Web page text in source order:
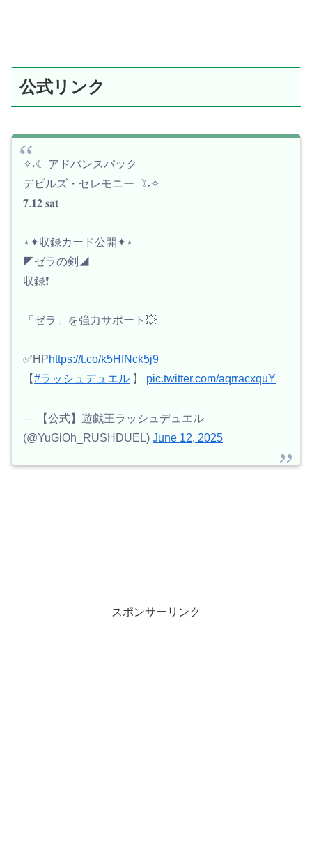
公式リンク
✧˖☾ アドバンスパック
デビルズ・セレモニー ☽˖✧
𝟕.𝟏𝟐 𝐬𝐚𝐭
⋆✦収録カード公開✦⋆
◤ゼラの剣◢
収録❗️
「ゼラ」を強力サポート💥
✅HPhttps://t.co/k5HfNck5j9
【#ラッシュデュエル 】 pic.twitter.com/aqrracxquY
— 【公式】遊戯王ラッシュデュエル
(@YuGiOh_RUSHDUEL) June 12, 2025
スポンサーリンク